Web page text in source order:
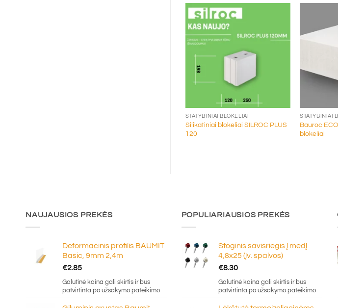
STATYBINIAI BLOKELIAI
Silikatiniai blokeliai SILROC PLUS
120
STATYBINIAI
Bauroc
blokeliai
NAUJAUSIOS PREKĖS
Deformacinis profilis BAUMIT
Basic, 9mm 2,4m
€2.85
Galutinė kaina gali skirtis ir bus
patvirtinta po užsakymo pateikimo
POPULIARIAUSIOS PREKĖS
Stoginis savisriegis į medį
4,8x25 (įv. spalvos)
€8.30
Galutinė kaina gali skirtis ir bus
patvirtinta po užsakymo pateikimo